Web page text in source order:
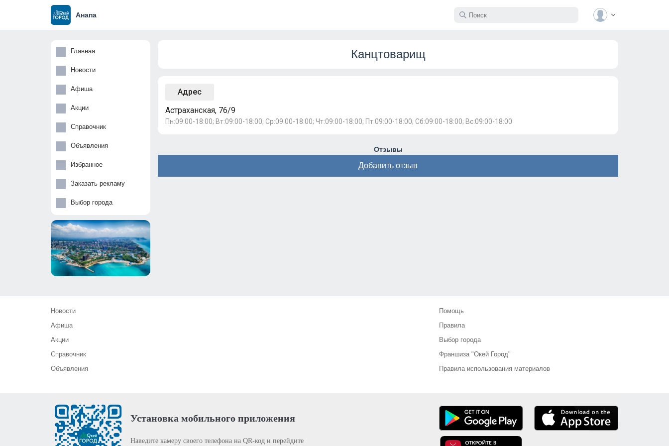
Анапа
Главная
Новости
Афиша
Акции
Справочник
Объявления
Избранное
Заказать рекламу
Выбор города
Канцтоварищ
Адрес
Астраханская, 76/9
Пн:09:00-18:00; Вт:09:00-18:00; Ср:09:00-18:00; Чт:09:00-18:00; Пт:09:00-18:00; Сб:09:00-18:00; Вс:09:00-18:00
Отзывы
Добавить отзыв
Новости
Афиша
Акции
Справочник
Объявления
Помощь
Правила
Выбор города
Франшиза "Окей Город"
Правила использования материалов
Установка мобильного приложения
Наведите камеру своего телефона на QR-код и перейдите